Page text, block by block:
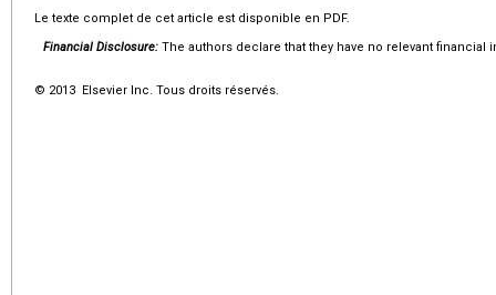
Le texte complet de cet article est disponible en PDF.
Financial Disclosure: The authors declare that they have no relevant financial
© 2013 Elsevier Inc. Tous droits réservés.